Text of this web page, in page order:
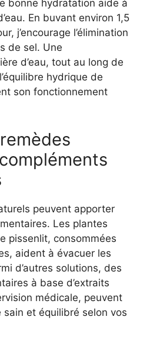
bonne hydratation aide à
En buvant environ 1,5
j’encourage l’élimination
de sel. Une
d’eau, tout au long de
hydrique de
son fonctionnement
peuvent apporter
Les plantes
pissenlit, consommées
aident à évacuer les
d’autres solutions, des
à base d’extraits
médicale, peuvent
sain et équilibré selon vos